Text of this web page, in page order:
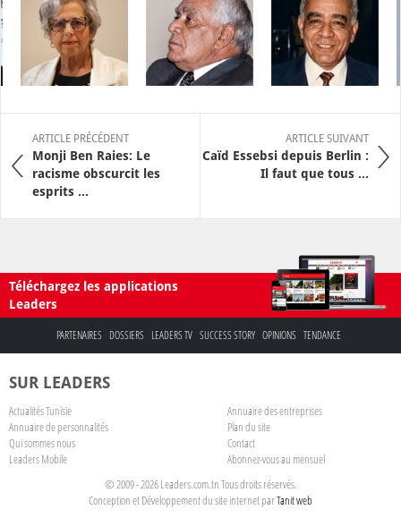
ARTICLE PRÉCÉDENT
Monji Ben Raies: Le
racisme obscurcit les
esprits ...
ARTICLE SUIVANT
Caïd Essebsi depuis Berlin :
Il faut que tous ...
Téléchargez les applications
Leaders
PARTENAIRES DOSSIERS LEADERS TV SUCCESS STORY OPINIONS TENDANCE
SUR LEADERS
Actualités Tunisie
Annuaire des entreprises
Annuaire de personnalités
Plan du site
Qui sommes nous
Contact
Leaders Mobile
Abonnez-vous au mensuel
© 2009 - 2026 Leaders.com.tn Tous droits réservés.
Conception et Développement du site internet parTanit web